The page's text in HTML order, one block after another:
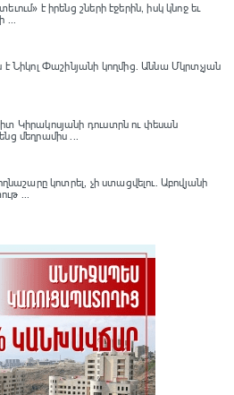
է իրենց շների էջերին, իսկ կնոջ եւ
...
է Նիկոլ Փաշինյանի կողմից․ Աննա Մկրտչյան
Կիրակոսյանի դուստրն ու փեսան
մեղրամիս ...
կոտրել, չի ստացվելու․ Աբովյանի
...